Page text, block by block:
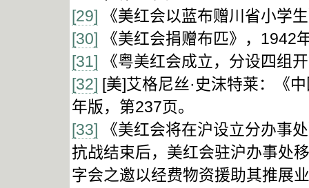
[29] 《美红会以蓝布赠川省小学
[30] 《美红会捐赠布匹》，1942
[31] 《粤美红会成立，分设四组
[32] [美]艾格尼丝·史沫特莱：《
年版，第237页。
[33] 《美红会将在沪设立分办事
抗战结束后，美红会驻沪办事处
字会之邀以经费物资援助其推展